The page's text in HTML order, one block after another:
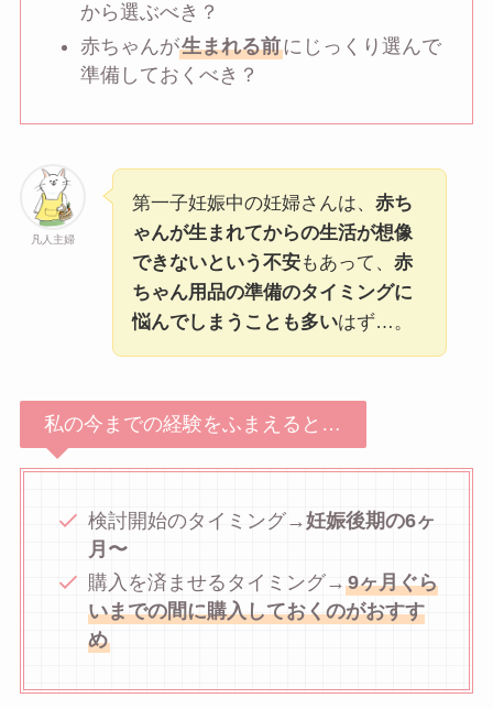
から選ぶべき？
赤ちゃんが生まれる前にじっくり選んで
準備しておくべき？
凡人主婦
第一子妊娠中の妊婦さんは、 赤ち
ゃんが生まれてからの生活が想像
できないという不安もあって、 赤
ちゃん用品の準備のタイミングに
悩んでしまうことも多いはず…。
私の今までの経験をふまえると…
検討開始のタイミング→妊娠後期の6ヶ
月〜
購入を済ませるタイミング→9ヶ月ぐら
いまでの間に購入しておくのがおすす
め